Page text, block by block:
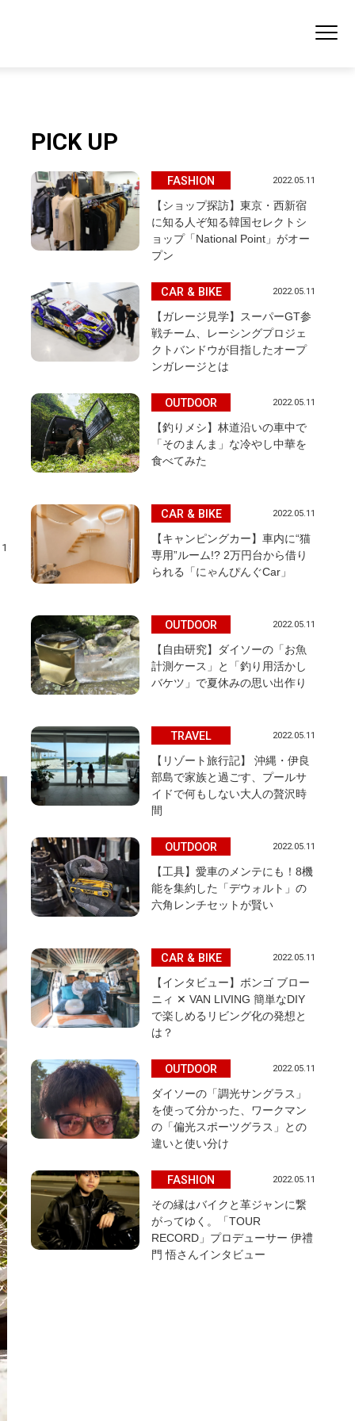
PICK UP
FASHION 2022.05.11
【ショップ探訪】東京・西新宿
に知る人ぞ知る韓国セレクトシ
ョップ「National Point」がオー
プン
CAR & BIKE 2022.05.11
【ガレージ見学】スーパーGT参
戦チーム、レーシングプロジェ
クトバンドウが目指したオープ
ンガレージとは
OUTDOOR 2022.05.11
【釣りメシ】林道沿いの車中で
「そのまんま」な冷やし中華を
食べてみた
CAR & BIKE 2022.05.11
【キャンピングカー】車内に“猫
専用”ルーム!? 2万円台から借り
られる「にゃんぴんぐCar」
OUTDOOR 2022.05.11
【自由研究】ダイソーの「お魚
計測ケース」と「釣り用活かし
バケツ」で夏休みの思い出作り
TRAVEL 2022.05.11
【リゾート旅行記】 沖縄・伊良
部島で家族と過ごす、プールサ
イドで何もしない大人の贅沢時
間
OUTDOOR 2022.05.11
【工具】愛車のメンテにも！8機
能を集約した「デウォルト」の
六角レンチセットが賢い
CAR & BIKE 2022.05.11
【インタビュー】ボンゴ ブロー
ニィ ✕ VAN LIVING 簡単なDIY
で楽しめるリビング化の発想と
は？
OUTDOOR 2022.05.11
ダイソーの「調光サングラス」
を使って分かった、ワークマン
の「偏光スポーツグラス」との
違いと使い分け
FASHION 2022.05.11
その縁はバイクと革ジャンに繋
がってゆく。「TOUR
RECORD」プロデューサー 伊禮
門 悟さんインタビュー